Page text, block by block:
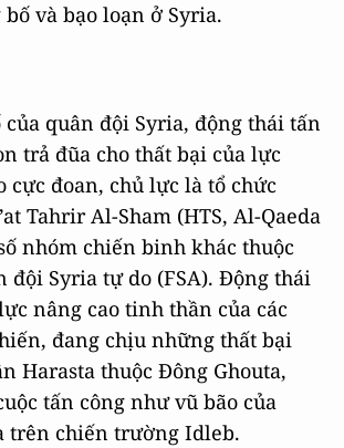
và bạo loạn ở Syria.
của quân đội Syria, động thái tấn
trả đũa cho thất bại của lực
cực đoan, chủ lực là tổ chức
Tahrir Al-Sham (HTS, Al-Qaeda
nhóm chiến binh khác thuộc
đội Syria tự do (FSA). Động thái
nâng cao tinh thần của các
đang chịu những thất bại
Harasta thuộc Đông Ghouta,
tấn công như vũ bão của
trên chiến trường Idleb.